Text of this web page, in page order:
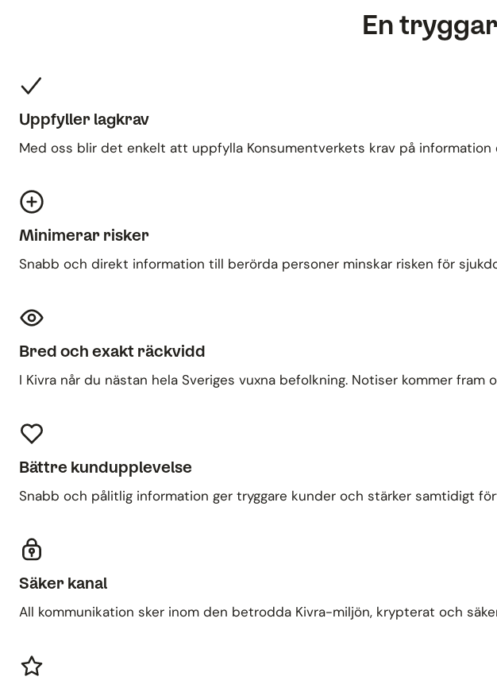
En
Uppfyller lagkrav
Med oss blir det enkelt att uppfylla Konsumentverkets krav på information
Minimerar risker
Snabb och direkt information till berörda personer minskar risken för
Bred och exakt räckvidd
I Kivra når du nästan hela Sveriges vuxna befolkning. Notiser kommer fram
Bättre kundupplevelse
Snabb och pålitlig information ger tryggare kunder och stärker samtidigt
Säker kanal
All kommunikation sker inom den betrodda Kivra-miljön, krypterat och